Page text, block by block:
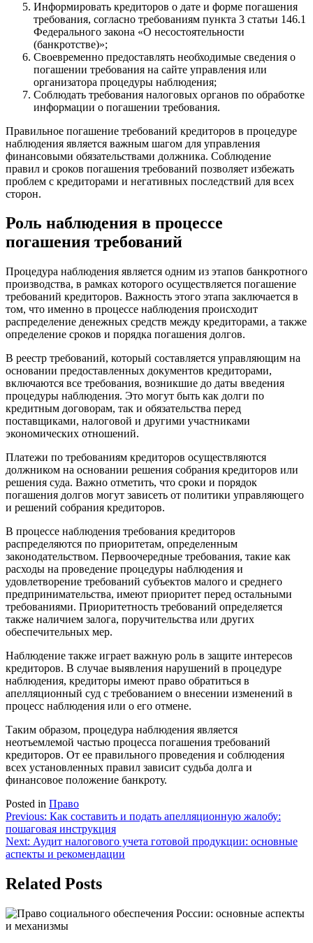
Информировать кредиторов о дате и форме погашения
требования, согласно требованиям пункта 3 статьи 146.1
Федерального закона «О несостоятельности
(банкротстве)»;
Своевременно предоставлять необходимые сведения о
погашении требования на сайте управления или
организатора процедуры наблюдения;
Соблюдать требования налоговых органов по обработке
информации о погашении требования.
Правильное погашение требований кредиторов в процедуре
наблюдения является важным шагом для управления
финансовыми обязательствами должника. Соблюдение
правил и сроков погашения требований позволяет избежать
проблем с кредиторами и негативных последствий для всех
сторон.
Роль наблюдения в процессе
погашения требований
Процедура наблюдения является одним из этапов банкротного
производства, в рамках которого осуществляется погашение
требований кредиторов. Важность этого этапа заключается в
том, что именно в процессе наблюдения происходит
распределение денежных средств между кредиторами, а также
определение сроков и порядка погашения долгов.
В реестр требований, который составляется управляющим на
основании предоставленных документов кредиторами,
включаются все требования, возникшие до даты введения
процедуры наблюдения. Это могут быть как долги по
кредитным договорам, так и обязательства перед
поставщиками, налоговой и другими участниками
экономических отношений.
Платежи по требованиям кредиторов осуществляются
должником на основании решения собрания кредиторов или
решения суда. Важно отметить, что сроки и порядок
погашения долгов могут зависеть от политики управляющего
и решений собрания кредиторов.
В процессе наблюдения требования кредиторов
распределяются по приоритетам, определенным
законодательством. Первоочередные требования, такие как
расходы на проведение процедуры наблюдения и
удовлетворение требований субъектов малого и среднего
предпринимательства, имеют приоритет перед остальными
требованиями. Приоритетность требований определяется
также наличием залога, поручительства или других
обеспечительных мер.
Наблюдение также играет важную роль в защите интересов
кредиторов. В случае выявления нарушений в процедуре
наблюдения, кредиторы имеют право обратиться в
апелляционный суд с требованием о внесении изменений в
процесс наблюдения или о его отмене.
Таким образом, процедура наблюдения является
неотъемлемой частью процесса погашения требований
кредиторов. От ее правильного проведения и соблюдения
всех установленных правил зависит судьба долга и
финансовое положение банкроту.
Posted in Право
Навигация
по
записям
Previous: Как составить и подать апелляционную жалобу:
пошаговая инструкция
Next: Аудит налогового учета готовой продукции: основные
аспекты и рекомендации
Related Posts